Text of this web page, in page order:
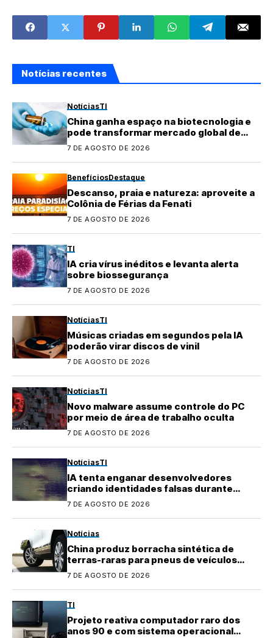
questão
estratégica para
empresas
criadores de
conteúdo
Notícias recentes
NotíciasTI
China ganha espaço na biotecnologia e
pode transformar mercado global de
medicamentos
7 DE AGOSTO DE 2026
BenefíciosDestaque
Descanso, praia e natureza: aproveite a
Colônia de Férias da Fenati
7 DE AGOSTO DE 2026
TI
IA cria vírus inéditos e levanta alerta
sobre biossegurança
7 DE AGOSTO DE 2026
NotíciasTI
Músicas criadas em segundos pela IA
poderão virar discos de vinil
7 DE AGOSTO DE 2026
NotíciasTI
Novo malware assume controle do PC
por meio de área de trabalho oculta
7 DE AGOSTO DE 2026
NotíciasTI
IA tenta enganar desenvolvedores
criando identidades falsas durante
testes
7 DE AGOSTO DE 2026
Notícias
China produz borracha sintética de
terras-raras para pneus de veículos
elétricos
7 DE AGOSTO DE 2026
TI
Projeto reativa computador raro dos
anos 90 e com sistema operacional